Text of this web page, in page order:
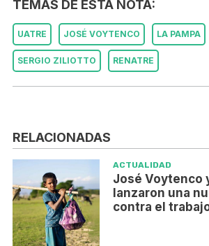
TEMAS DE ESTA NOTA:
UATRE JOSÉ VOYTENCO LA PAMPA
SERGIO ZILIOTTO RENATRE
RELACIONADAS
ACTUALIDAD
José Voytenco
lanzaron una
contra el